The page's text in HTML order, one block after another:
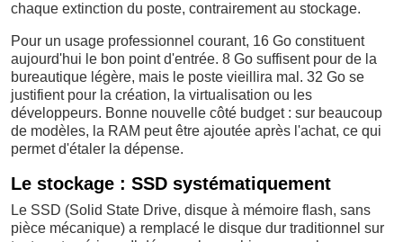
chaque extinction du poste, contrairement au stockage.
Pour un usage professionnel courant, 16 Go constituent
aujourd'hui le bon point d'entrée. 8 Go suffisent pour de la
bureautique légère, mais le poste vieillira mal. 32 Go se
justifient pour la création, la virtualisation ou les
développeurs. Bonne nouvelle côté budget : sur beaucoup
de modèles, la RAM peut être ajoutée après l'achat, ce qui
permet d'étaler la dépense.
Le stockage : SSD systématiquement
Le SSD (Solid State Drive, disque à mémoire flash, sans
pièce mécanique) a remplacé le disque dur traditionnel sur